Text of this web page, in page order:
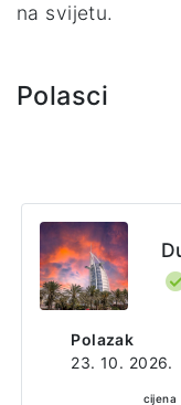
na svijetu.
Polasci
Polazak
23. 10. 2026.
cijena